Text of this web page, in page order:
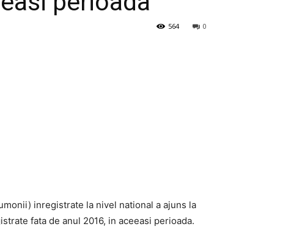
0
564
inregistrate la nivel national a ajuns la
fata de anul 2016, in aceeasi perioada.